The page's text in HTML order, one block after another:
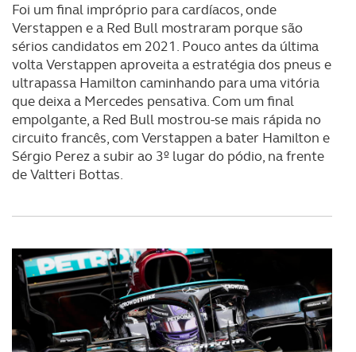
Foi um final impróprio para cardíacos, onde
Verstappen e a Red Bull mostraram porque são
sérios candidatos em 2021. Pouco antes da última
volta Verstappen aproveita a estratégia dos pneus e
ultrapassa Hamilton caminhando para uma vitória
que deixa a Mercedes pensativa. Com um final
empolgante, a Red Bull mostrou-se mais rápida no
circuito francês, com Verstappen a bater Hamilton e
Sérgio Perez a subir ao 3º lugar do pódio, na frente
de Valtteri Bottas.